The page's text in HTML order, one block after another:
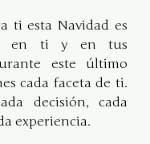
ti esta Navidad es
en ti y en tus
este último
cada faceta de ti.
decisión, cada
experiencia.